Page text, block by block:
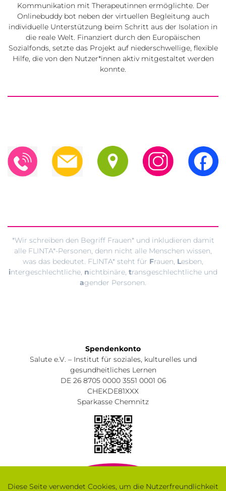
Kommunikation mit Therapeutinnen ermöglichte. Der
Onlinebuddy bot neben der virtuellen Begleitung auch
individuelle Unterstützung beim Schritt aus der Isolation in
die reale Welt. Finanziert durch den Europäischen
Sozialfonds, setzte das Projekt auf niederschwellige, flexible
Hilfe, die von den Nutzer*innen aktiv mitgestaltet werden
konnte.
*Wir schreiben den Begriff Frauen* und inkludieren damit
alle FLINTA*-Personen, denn nicht alle Menschen wissen,
was das bedeutet. FLINTA* steht für Frauen, Lesben,
intergeschlechtliche, nichtbinäre, transgeschlechtliche und
agender Personen.
Spendenkonto
Salute e.V. – Institut für soziales, kulturelles und
gesundheitliches Lernen
DE 26 8705 0000 3551 0001 06
CHEKDE81XXX
Sparkasse Chemnitz
Diese Seite verwendet Cookies, um die Nutzerfreundlichkeit